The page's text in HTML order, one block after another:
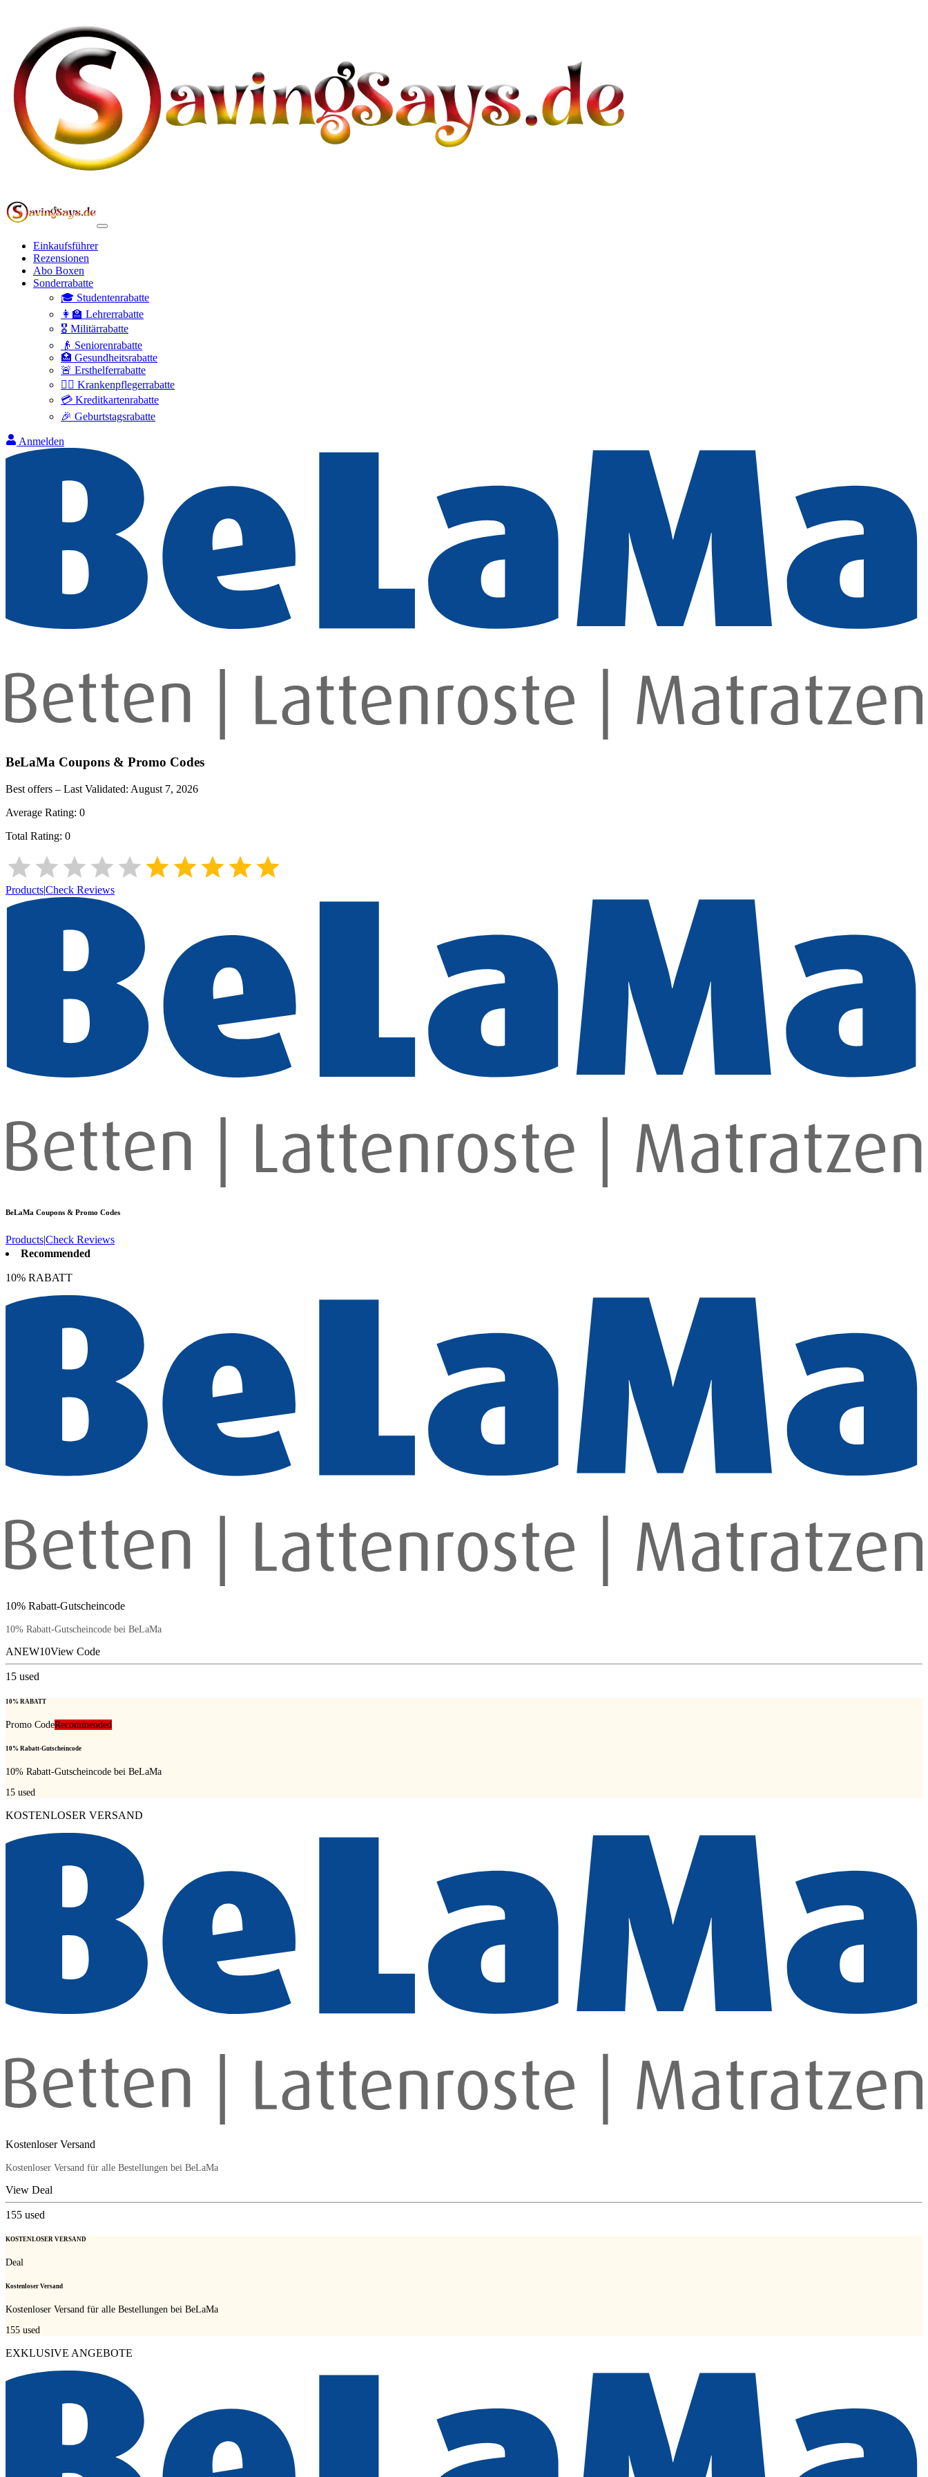
Einkaufsführer
Rezensionen
Abo Boxen
Sonderrabatte
🎓 Studentenrabatte
👩‍🏫 Lehrerrabatte
🎖️ Militärrabatte
👴 Seniorenrabatte
🏥 Gesundheitsrabatte
🚨 Ersthelferrabatte
👩‍⚕️ Krankenpflegerrabatte
💳 Kreditkartenrabatte
🎉 Geburtstagsrabatte
Anmelden
BeLaMa Coupons & Promo Codes
Best offers – Last Validated: August 7, 2026
Average Rating: 0
Total Rating: 0
Products|Check Reviews
BeLaMa Coupons & Promo Codes
Products|Check Reviews
Recommended
10% RABATT
10% Rabatt-Gutscheincode
10% Rabatt-Gutscheincode bei BeLaMa
ANEW10View Code
15 used
10% RABATT
Promo CodeRecommended
10% Rabatt-Gutscheincode
10% Rabatt-Gutscheincode bei BeLaMa
15 used
KOSTENLOSER VERSAND
Kostenloser Versand
Kostenloser Versand für alle Bestellungen bei BeLaMa
View Deal
155 used
KOSTENLOSER VERSAND
Deal
Kostenloser Versand
Kostenloser Versand für alle Bestellungen bei BeLaMa
155 used
EXKLUSIVE ANGEBOTE